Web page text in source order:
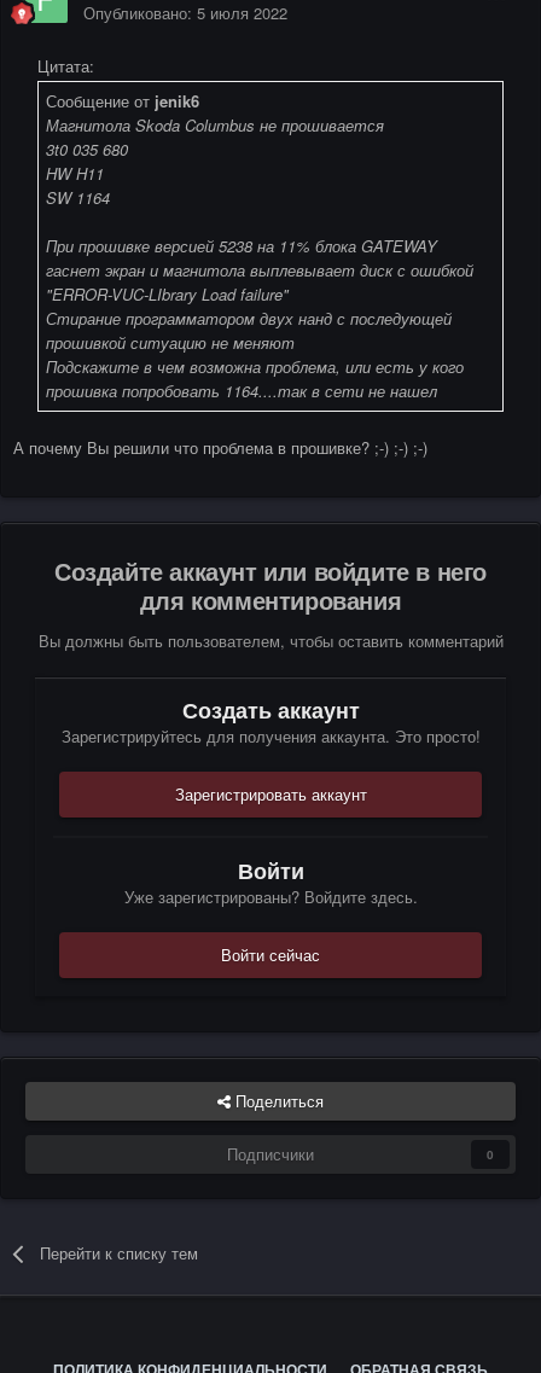
Опубликовано: 5 июля 2022
Цитата:
Сообщение от jenik6
Магнитола Skoda Columbus не прошивается
3t0 035 680
HW H11
SW 1164
При прошивке версией 5238 на 11% блока GATEWAY
гаснет экран и магнитола выплевывает диск с ошибкой
"ERROR-VUC-LIbrary Load failure"
Стирание программатором двух нанд с последующей
прошивкой ситуацию не меняют
Подскажите в чем возможна проблема, или есть у кого
прошивка попробовать 1164....так в сети не нашел
А почему Вы решили что проблема в прошивке? ;-) ;-) ;-)
Создайте аккаунт или войдите в него
для комментирования
Вы должны быть пользователем, чтобы оставить комментарий
Создать аккаунт
Зарегистрируйтесь для получения аккаунта. Это просто!
Зарегистрировать аккаунт
Войти
Уже зарегистрированы? Войдите здесь.
Войти сейчас
Поделиться
Подписчики 0
Перейти к списку тем